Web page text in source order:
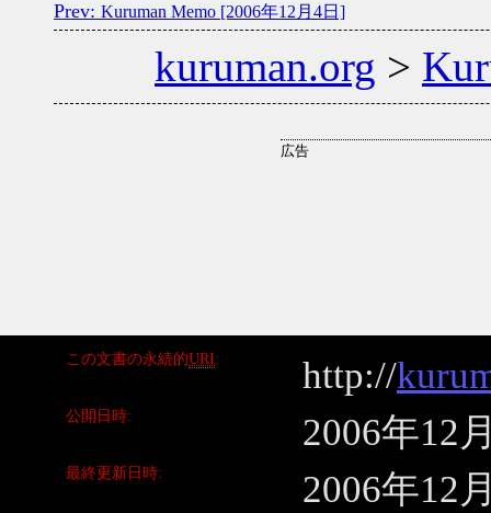
Kuruman Memo [2006年12月4日]
kuruman.org >
この文書の永続的URI http://
公開日時 2006年12
最終更新日時 2006年12